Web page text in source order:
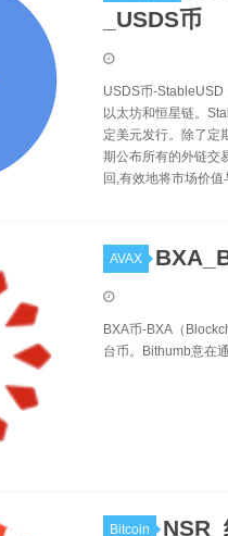
_USDS币
USDS币-StableUSD
以太坊和恒星链。
定美元发行。除了定
期公布所有的外链交
回,有效地将市场价值
AVAX
BXA币-BXA（
台币。Bithumb意在
Bitcoin